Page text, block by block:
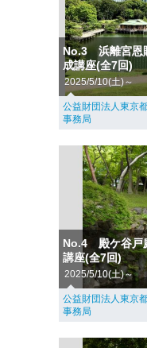
No.3 浜離宮恩
成講座(全7回)
2025/5/10(土)～
公益財団法人東京
事務局
No.4 殿ケ谷戸
講座(全7回)
2025/5/10(土)～
公益財団法人東京
事務局